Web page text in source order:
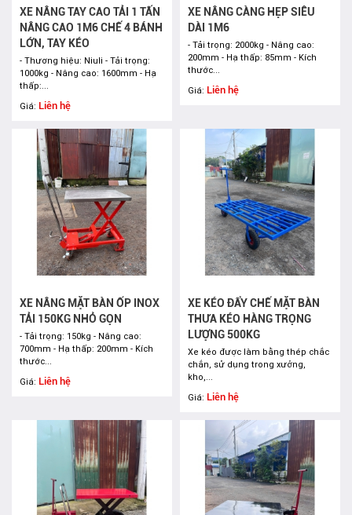
XE NÂNG TAY CAO TẢI 1 TẤN
NÂNG CAO 1M6 CHẾ 4 BÁNH
LỚN, TAY KÉO
- Thương hiệu: Niuli - Tải trọng:
1000kg - Nâng cao: 1600mm - Hạ
thấp:...
Giá: Liên hệ
XE NÂNG CÀNG HẸP SIÊU
DÀI 1M6
- Tải trọng: 2000kg - Nâng cao:
200mm - Hạ thấp: 85mm - Kích
thước...
Giá: Liên hệ
XE NÂNG MẶT BÀN ỐP INOX
TẢI 150KG NHỎ GỌN
- Tải trọng: 150kg - Nâng cao:
700mm - Hạ thấp: 200mm - Kích
thước...
Giá: Liên hệ
XE KÉO ĐẨY CHẾ MẶT BÀN
THƯA KÉO HÀNG TRỌNG
LƯỢNG 500KG
Xe kéo được làm bằng thép chắc
chắn, sử dụng trong xưởng,
kho,...
Giá: Liên hệ